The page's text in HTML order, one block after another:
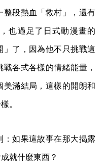
整段熱血「救村」，還有
也過足了日式動漫畫的
了，因為他不只挑戰這
各式各樣的情緒能量，
滿結局，這樣的開朗和
。
如果這故事在那大揭露
就什麼東西？